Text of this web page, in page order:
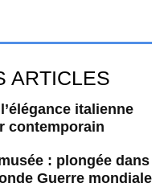
ARTICLES
italienne
contemporain
: plongée dans
Guerre mondiale